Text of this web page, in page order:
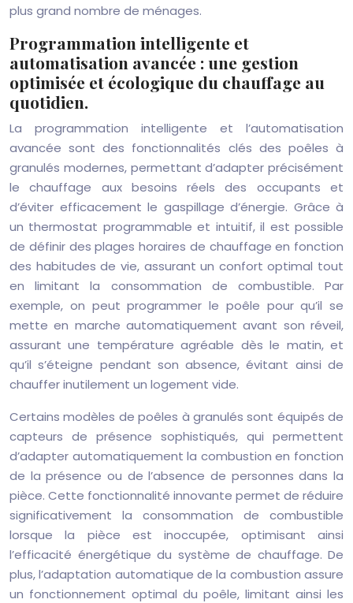
plus grand nombre de ménages.
Programmation intelligente et
automatisation avancée : une gestion
optimisée et écologique du chauffage au
quotidien.
La programmation intelligente et l’automatisation
avancée sont des fonctionnalités clés des poêles à
granulés modernes, permettant d’adapter précisément
le chauffage aux besoins réels des occupants et
d’éviter efficacement le gaspillage d’énergie. Grâce à
un thermostat programmable et intuitif, il est possible
de définir des plages horaires de chauffage en fonction
des habitudes de vie, assurant un confort optimal tout
en limitant la consommation de combustible. Par
exemple, on peut programmer le poêle pour qu’il se
mette en marche automatiquement avant son réveil,
assurant une température agréable dès le matin, et
qu’il s’éteigne pendant son absence, évitant ainsi de
chauffer inutilement un logement vide.
Certains modèles de poêles à granulés sont équipés de
capteurs de présence sophistiqués, qui permettent
d’adapter automatiquement la combustion en fonction
de la présence ou de l’absence de personnes dans la
pièce. Cette fonctionnalité innovante permet de réduire
significativement la consommation de combustible
lorsque la pièce est inoccupée, optimisant ainsi
l’efficacité énergétique du système de chauffage. De
plus, l’adaptation automatique de la combustion assure
un fonctionnement optimal du poêle, limitant ainsi les